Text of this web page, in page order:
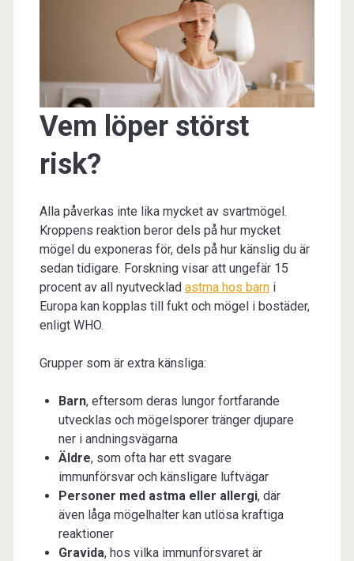
Vem löper störst
risk?
Alla påverkas inte lika mycket av svartmögel.
Kroppens reaktion beror dels på hur mycket
mögel du exponeras för, dels på hur känslig du är
sedan tidigare. Forskning visar att ungefär 15
procent av all nyutvecklad astma hos barni
Europa kan kopplas till fukt och mögel i bostäder,
enligt WHO.
Grupper som är extra känsliga:
Barn, eftersom deras lungor fortfarande
utvecklas och mögelsporer tränger djupare
ner i andningsvägarna
Äldre, som ofta har ett svagare
immunförsvar och känsligare luftvägar
Personer med astma eller allergi, där
även låga mögelhalter kan utlösa kraftiga
reaktioner
Gravida, hos vilka immunförsvaret är